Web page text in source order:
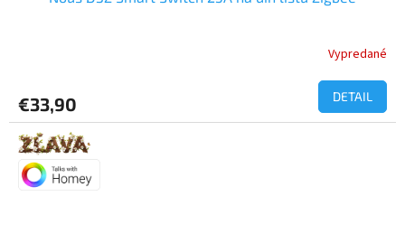
Vypredané
€33,90 DETAIL